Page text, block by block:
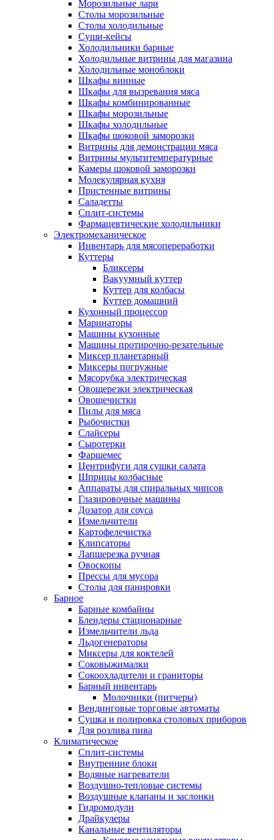
Морозильные лари
Столы морозильные
Столы холодильные
Суши-кейсы
Холодильники барные
Холодильные витрины для магазина
Холодильные моноблоки
Шкафы винные
Шкафы для вызревания мяса
Шкафы комбинированные
Шкафы морозильные
Шкафы холодильные
Шкафы шоковой заморозки
Витрины для демонстрации мяса
Витрины мультитемпературные
Камеры шоковой заморозки
Молекулярная кухня
Пристенные витрины
Саладетты
Сплит-системы
Фармацевтические холодильники
Электромеханическое
Инвентарь для мясопереработки
Куттеры
Бликсеры
Вакуумный куттер
Куттер для колбасы
Куттер домашний
Кухонный процессор
Маринаторы
Машины кухонные
Машины протирочно-резательные
Миксер планетарный
Миксеры погружные
Мясорубка электрическая
Овощерезки электрическая
Овощечистки
Пилы для мяса
Рыбочистки
Слайсеры
Сыротерки
Фаршемес
Центрифуги для сушки салата
Шприцы колбасные
Аппараты для спиральных чипсов
Глазировочные машины
Дозатор для соуса
Измельчители
Картофелечистка
Клипсаторы
Лапшерезка ручная
Овоскопы
Прессы для мусора
Столы для панировки
Барное
Барные комбайны
Блендеры стационарные
Измельчители льда
Льдогенераторы
Миксеры для коктелей
Соковыжималки
Сокоохладители и граниторы
Барный инвентарь
Молочники (питчеры)
Вендинговые торговые автоматы
Сушка и полировка столовых приборов
Для розлива пива
Климатическое
Сплит-системы
Внутренние блоки
Водяные нагреватели
Воздушно-тепловые системы
Воздушные клапаны и заслонки
Гидромодули
Драйкулеры
Канальные вентиляторы